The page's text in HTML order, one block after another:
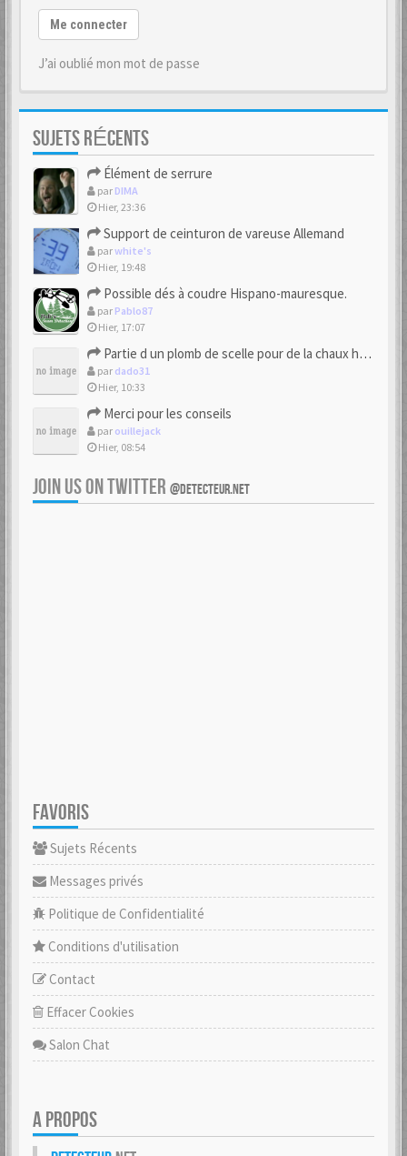
Me connecter
J’ai oublié mon mot de passe
SUJETS RÉCENTS
Élément de serrure
par DIMA
Hier, 23:36
Support de ceinturon de vareuse Allemand
parwhite's
Hier, 19:48
Possible dés à coudre Hispano-mauresque.
par Pablo87
Hier, 17:07
Partie d un plomb de scelle pour de la chaux hydraulique
par dado31
Hier, 10:33
Merci pour les conseils
par ouillejack
Hier, 08:54
JOIN US ON TWITTER @DETECTEUR.NET
FAVORIS
Sujets Récents
Messages privés
Politique de Confidentialité
Conditions d'utilisation
Contact
Effacer Cookies
Salon Chat
A PROPOS